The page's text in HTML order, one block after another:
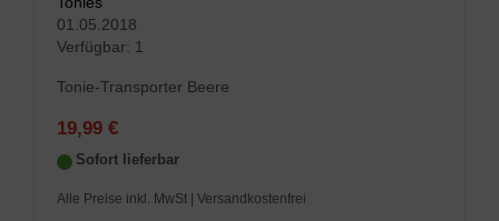
01.05.2018
Verfügbar: 1
Tonie-Transporter Beere
19,99 €
Sofort lieferbar
Alle Preise inkl. MwSt | Versandkostenfrei